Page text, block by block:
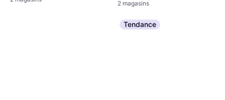
2 magasins
Tendance